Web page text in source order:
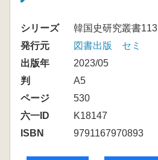
シリーズ
韓国史研究叢書113
発行元
図書出版 セミ
出版年
2023/05
判
A5
ページ
530
六一ID
K18147
ISBN
9791167970893